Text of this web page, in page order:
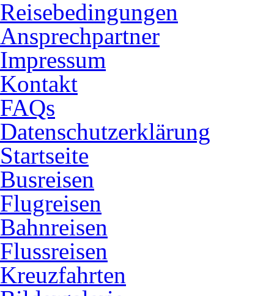
Reisebedingungen
Ansprechpartner
Impressum
Kontakt
FAQs
Datenschutzerklärung
Startseite
Busreisen
Flugreisen
Bahnreisen
Flussreisen
Kreuzfahrten